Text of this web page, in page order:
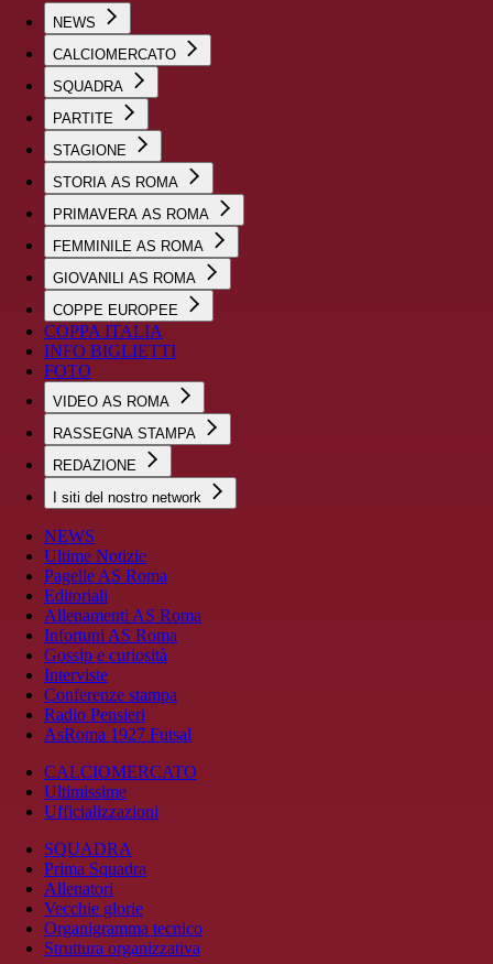
NEWS
CALCIOMERCATO
SQUADRA
PARTITE
STAGIONE
STORIA AS ROMA
PRIMAVERA AS ROMA
FEMMINILE AS ROMA
GIOVANILI AS ROMA
COPPE EUROPEE
COPPA ITALIA
INFO BIGLIETTI
FOTO
VIDEO AS ROMA
RASSEGNA STAMPA
REDAZIONE
I siti del nostro network
NEWS
Ultime Notizie
Pagelle AS Roma
Editoriali
Allenamenti AS Roma
Infortuni AS Roma
Gossip e curiosità
Interviste
Conferenze stampa
Radio Pensieri
AsRoma 1927 Futsal
CALCIOMERCATO
Ultimissime
Ufficializzazioni
SQUADRA
Prima Squadra
Allenatori
Vecchie glorie
Organigramma tecnico
Struttura organizzativa